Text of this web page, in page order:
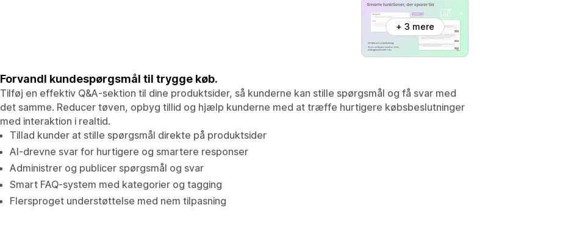
+ 3 mere
Forvandl kundespørgsmål til trygge køb.
Tilføj en effektiv Q&A-sektion til dine produktsider, så kunderne kan stille spørgsmål og få svar med
det samme. Reducer tøven, opbyg tillid og hjælp kunderne med at træffe hurtigere købsbeslutninger
med interaktion i realtid.
Tillad kunder at stille spørgsmål direkte på produktsider
AI-drevne svar for hurtigere og smartere responser
Administrer og publicer spørgsmål og svar
Smart FAQ-system med kategorier og tagging
Flersproget understøttelse med nem tilpasning